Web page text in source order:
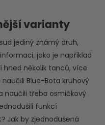
varianty
jediný známý druh,
jako je například
hned několik tanců, více
Blue-Bota kruhový
naučili třeba osmičkový
funkcí
Jak by zjednodušená